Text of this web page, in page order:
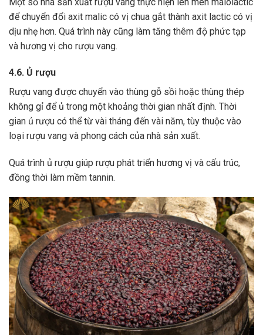
để chuyển đổi axit malic có vị chua gắt thành axit lactic có vị
dịu nhẹ hơn. Quá trình này cũng làm tăng thêm độ phức tạp
và hương vị cho rượu vang.
4.6. Ủ rượu
Rượu vang được chuyển vào thùng gỗ sồi hoặc thùng thép
không gỉ để ủ trong một khoảng thời gian nhất định. Thời
gian ủ rượu có thể từ vài tháng đến vài năm, tùy thuộc vào
loại rượu vang và phong cách của nhà sản xuất.
Quá trình ủ rượu giúp rượu phát triển hương vị và cấu trúc,
đồng thời làm mềm tannin.